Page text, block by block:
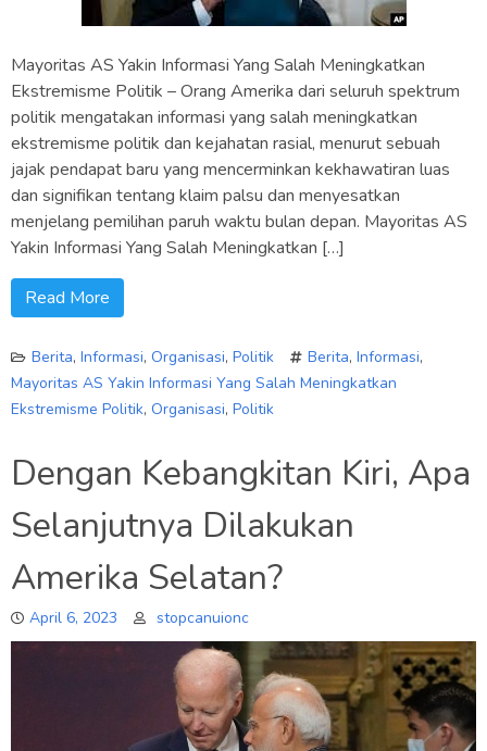
Mayoritas AS Yakin Informasi Yang Salah Meningkatkan
Ekstremisme Politik – Orang Amerika dari seluruh spektrum
politik mengatakan informasi yang salah meningkatkan
ekstremisme politik dan kejahatan rasial, menurut sebuah
jajak pendapat baru yang mencerminkan kekhawatiran luas
dan signifikan tentang klaim palsu dan menyesatkan
menjelang pemilihan paruh waktu bulan depan. Mayoritas AS
Yakin Informasi Yang Salah Meningkatkan […]
Read More
Berita, Informasi, Organisasi, Politik Berita, Informasi,
Mayoritas AS Yakin Informasi Yang Salah Meningkatkan
Ekstremisme Politik, Organisasi, Politik
Dengan Kebangkitan Kiri, Apa
Selanjutnya Dilakukan
Amerika Selatan?
April 6, 2023 stopcanuionc